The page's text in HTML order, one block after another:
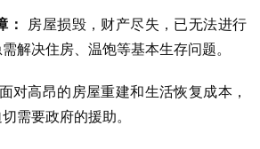
： 房屋损毁，财产尽失，已无法进行
解决住房、温饱等基本生存问题。
面对高昂的房屋重建和生活恢复成本，
需要政府的援助。